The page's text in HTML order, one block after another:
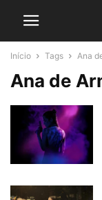
Início Tags Ana
Ana de